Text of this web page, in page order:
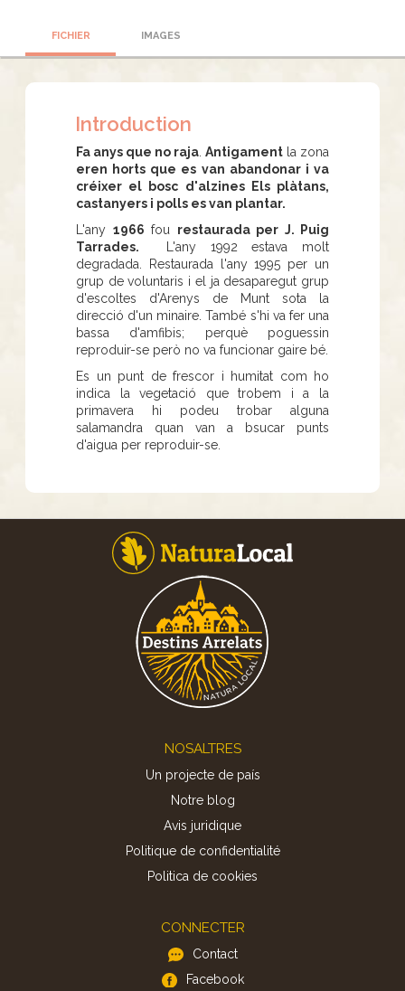
FICHIER IMAGES
Introduction
Fa anys que no raja Antigament la zona
eren horts que es van abandonar i va
créixer el bosc d'alzines Els plàtans,
castanyers i polls es van plantar.
L'any 1966 fou restaurada per J. Puig
Tarrades.
L'any 1992 estava molt
degradada. Restaurada l'any 1995 per un
grup de voluntaris i el ja desaparegut grup
d'escoltes d'Arenys de Munt sota la
direcció d'un minaire. També s'hi va fer una
bassa d'amfibis; perquè poguessin
reproduir-se però no va funcionar gaire bé.
Es un punt de frescor i humitat com ho
indica la vegetació que trobem i a la
primavera hi podeu trobar alguna
salamandra quan van a bsucar punts
d'aigua per reproduir-se.
NOSALTRES
Un projecte de país
Notre blog
Avis juridique
Politique de confidentialité
Politica de cookies
CONNECTER
Contact
Facebook